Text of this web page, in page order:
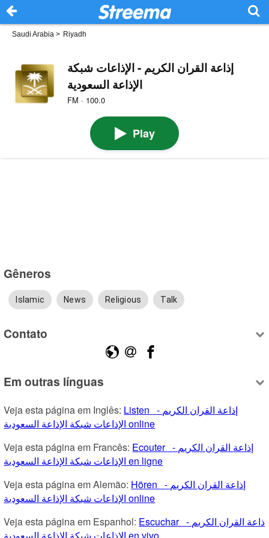
Saudi Arabia > Riyadh
إذاعة القران الكريم - الإذاعات شبكة
الإذاعة السعودية
FM · 100.0
Play
Gêneros
Islamic News Religious Talk
Contato
Em outras línguas
Veja esta página em Inglês: Listen إذاعة القران الكريم -
الإذاعات شبكة الإذاعة السعودية online
Veja esta página em Francês: Ecouter إذاعة القران الكريم -
الإذاعات شبكة الإذاعة السعودية en ligne
Veja esta página em Alemão: Hören إذاعة القران الكريم -
الإذاعات شبكة الإذاعة السعودية online
Veja esta página em Espanhol: Escuchar إذاعة القران الكريم -
الإذاعات شبكة الإذاعة السعودية en vivo